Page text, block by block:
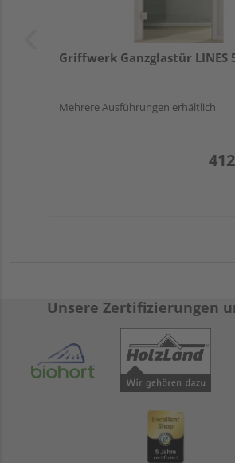
Griffwerk Ganzglastür LINES
Mehrere Ausführungen erhältlich
Unsere Zertifizierungen